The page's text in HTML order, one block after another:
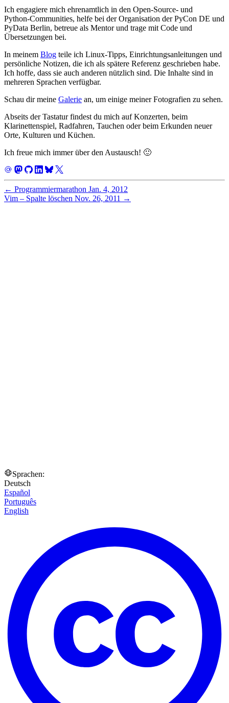
Ich engagiere mich ehrenamtlich in den Open‑Source- und
Python‑Communities, helfe bei der Organisation der PyCon DE und
PyData Berlin, betreue als Mentor und trage mit Code und
Übersetzungen bei.
In meinem Blog teile ich Linux‑Tipps, Einrichtungsanleitungen und
persönliche Notizen, die ich als spätere Referenz geschrieben habe.
Ich hoffe, dass sie auch anderen nützlich sind. Die Inhalte sind in
mehreren Sprachen verfügbar.
Schau dir meine Galerie an, um einige meiner Fotografien zu sehen.
Abseits der Tastatur findest du mich auf Konzerten, beim
Klarinettenspiel, Radfahren, Tauchen oder beim Erkunden neuer
Orte, Kulturen und Küchen.
Ich freue mich immer über den Austausch! 🙂
← Programmiermarathon Jan. 4, 2012
Vim – Spalte löschen Nov. 26, 2011 →
Sprachen:
Deutsch
Español
Português
English